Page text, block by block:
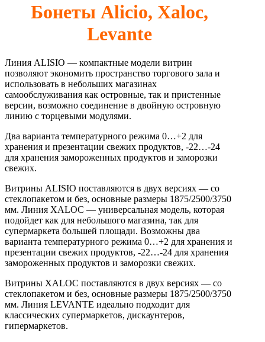
Бонеты Alicio, Xaloc,
Levante
Линия ALISIO — компактные модели витрин
позволяют экономить пространство торгового зала и
использовать в небольших магазинах
самообслуживания как островные, так и пристенные
версии, возможно соединение в двойную островную
линию с торцевыми модулями.
Два варианта температурного режима 0…+2 для
хранения и презентации свежих продуктов, -22…-24
для хранения замороженных продуктов и заморозки
свежих.
Витрины ALISIO поставляются в двух версиях — со
стеклопакетом и без, основные размеры 1875/2500/3750
мм. Линия XALOC — универсальная модель, которая
подойдет как для небольшого магазина, так для
супермаркета большей площади. Возможны два
варианта температурного режима 0…+2 для хранения и
презентации свежих продуктов, -22…-24 для хранения
замороженных продуктов и заморозки свежих.
Витрины XALOC поставляются в двух версиях — со
стеклопакетом и без, основные размеры 1875/2500/3750
мм. Линия LEVANTE идеально подходит для
классических супермаркетов, дискаунтеров,
гипермаркетов.